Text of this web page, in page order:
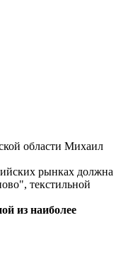
области Михаил
рынках должна
текстильной
из наиболее